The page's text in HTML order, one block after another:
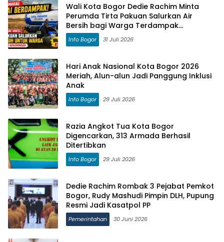
Wali Kota Bogor Dedie Rachim Minta
Perumda Tirta Pakuan Salurkan Air
Bersih bagi Warga Terdampak
Kekeringan
Info Bogor 31 Juli 2026
Hari Anak Nasional Kota Bogor 2026
Meriah, Alun-alun Jadi Panggung Inklusi
Anak
Info Bogor 29 Juli 2026
Razia Angkot Tua Kota Bogor
Digencarkan, 313 Armada Berhasil
Ditertibkan
Info Bogor 29 Juli 2026
Dedie Rachim Rombak 3 Pejabat Pemkot
Bogor, Rudy Mashudi Pimpin DLH, Pupung
Resmi Jadi Kasatpol PP
Pemerintahan 30 Juni 2026